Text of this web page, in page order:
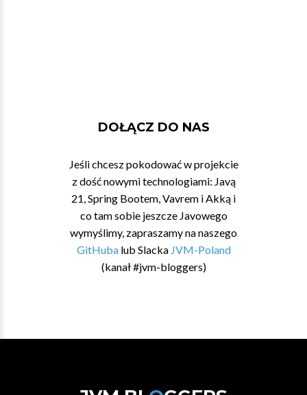
DOŁĄCZ DO NAS
Jeśli chcesz pokodować w projekcie
z dość nowymi technologiami: Javą
21, Spring Bootem, Vavrem i Akką i
co tam sobie jeszcze Javowego
wymyślimy, zapraszamy na naszego
GitHubalub Slacka JVM-Poland
(kanał #jvm-bloggers)